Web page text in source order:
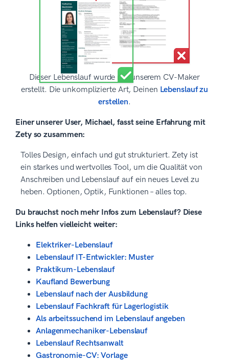
Dieser Lebenslauf wurde mit unserem CV-Maker
erstellt. Die unkomplizierte Art, Deinen Lebenslauf zu
erstellen.
Einer unserer User, Michael, fasst seine Erfahrung mit
Zety so zusammen:
Tolles Design, einfach und gut strukturiert. Zety ist
ein starkes und wertvolles Tool, um die Qualität von
Anschreiben und Lebenslauf auf ein neues Level zu
heben. Optionen, Optik, Funktionen – alles top.
Du brauchst noch mehr Infos zum Lebenslauf? Diese
Links helfen vielleicht weiter:
Elektriker-Lebenslauf
Lebenslauf IT-Entwickler: Muster
Praktikum-Lebenslauf
Kaufland Bewerbung
Lebenslauf nach der Ausbildung
Lebenslauf Fachkraft für Lagerlogistik
Als arbeitssuchend im Lebenslauf angeben
Anlagenmechaniker-Lebenslauf
Lebenslauf Rechtsanwalt
Gastronomie-CV: Vorlage